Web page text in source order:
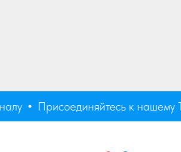
Присоединяйтесь к нашему